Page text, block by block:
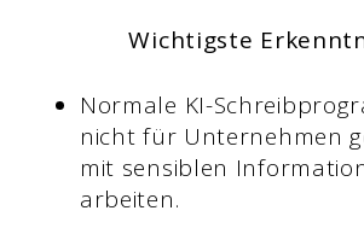
Wichtigste
Normale KI-
nicht für Unternehmen
mit sensiblen
arbeiten.